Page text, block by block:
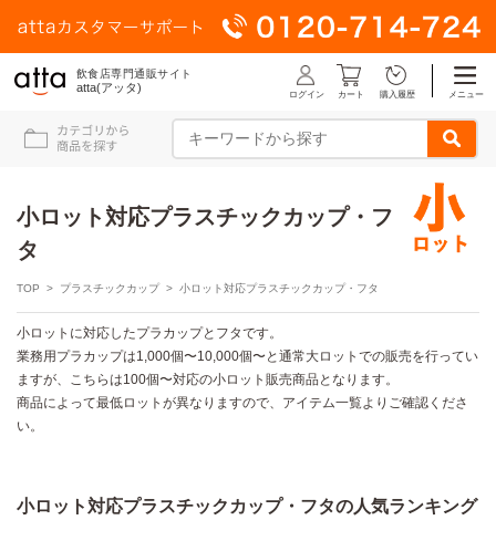
飲食店専門通販サイト
atta(アッタ) ログイン カート 購入履歴 メニュー
小ロット対応プラスチックカップ・フ
タ
TOP > プラスチックカップ> 小ロット対応プラスチックカップ・フタ
小ロットに対応したプラカップとフタです。
業務用プラカップは1,000個〜10,000個〜と通常大ロットでの販売を行ってい
ますが、こちらは100個〜対応の小ロット販売商品となります。
商品によって最低ロットが異なりますので、アイテム一覧よりご確認くださ
い。
小ロット対応プラスチックカップ・フタの人気ランキング